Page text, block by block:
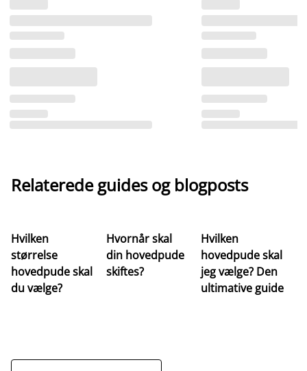
Relaterede guides og blogposts
Hvilken
størrelse
hovedpude skal
du vælge?
Hvornår skal
din hovedpude
skiftes?
Hvilken
hovedpude skal
jeg vælge? Den
ultimative guide